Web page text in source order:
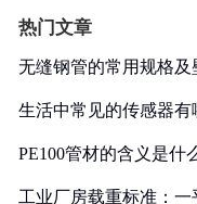
热门文章
无缝钢管的常用规格及
生活中常见的传感器有
PE100管材的含义是什
工业厂房载重标准：